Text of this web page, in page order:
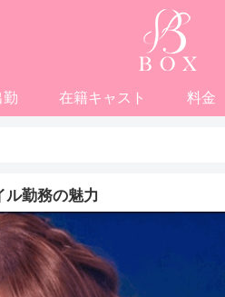
勤 在籍キャスト 料金
ル勤務の魅力